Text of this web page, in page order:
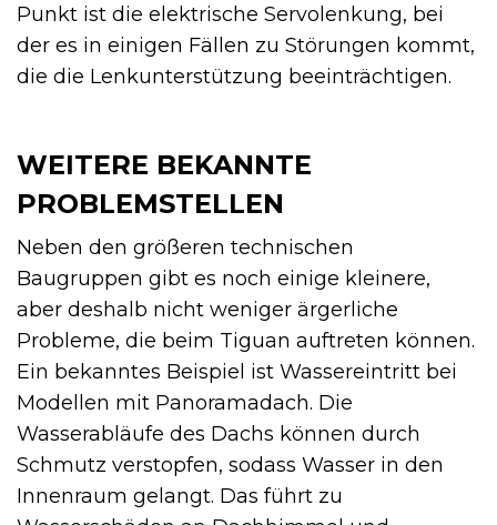
Punkt ist die elektrische Servolenkung, bei
der es in einigen Fällen zu Störungen kommt,
die die Lenkunterstützung beeinträchtigen.
WEITERE BEKANNTE
PROBLEMSTELLEN
Neben den größeren technischen
Baugruppen gibt es noch einige kleinere,
aber deshalb nicht weniger ärgerliche
Probleme, die beim Tiguan auftreten können.
Ein bekanntes Beispiel ist Wassereintritt bei
Modellen mit Panoramadach. Die
Wasserabläufe des Dachs können durch
Schmutz verstopfen, sodass Wasser in den
Innenraum gelangt. Das führt zu